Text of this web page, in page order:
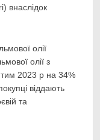
внаслідок
олії
олії з
2023 р на 34%
віддають
та